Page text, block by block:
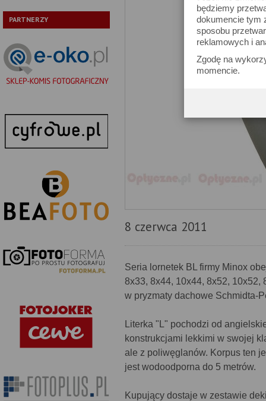
będziemy
dokumencie tym
sposobu
reklamowych i
Zgodę na
momencie.
PARTNERZY
8 czerwca 2011
Seria lornetek BL firmy Minox
8x33, 8x44, 10x44, 8x52,
w pryzmaty dachowe Schmidta-
Literka "L" pochodzi od
konstrukcjami lekkimi w swojej
ale z poliwęglanów. Korpus ten
jest wodoodporna do 5 metrów.
Kupujący dostaje w zestawie